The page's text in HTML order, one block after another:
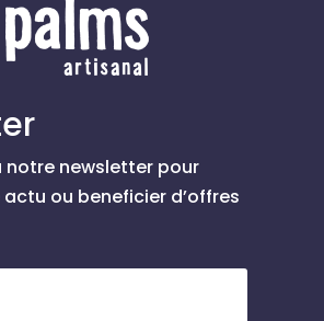
notre newsletter pour
ou beneficier d’offres